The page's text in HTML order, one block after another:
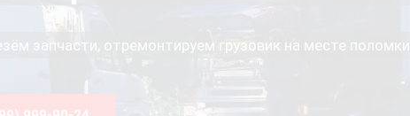
запчасти, отремонтируем грузовик на месте поломки